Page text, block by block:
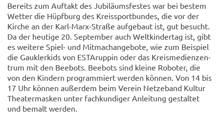
Be­reits zum Auf­takt des Ju­bi­lä­ums­fes­tes war bei bes­tem
Wet­ter die Hüpf­burg des Kreis­sport­bun­des, die vor der
Kir­che an der Karl-​Marx-Straße auf­ge­baut ist, gut be­sucht.
Da der heu­ti­ge 20. Sep­tem­ber auch Welt­kin­der­tag ist, gibt
es wei­te­re Spiel-​ und Mit­ma­ch­an­ge­bo­te, wie zum Bei­spiel
die Gauk­ler­kids von ES­TArup­pin oder das Kreis­me­di­en­zen­
trum mit den Bee­bots. Bee­bots sind klei­ne Ro­bo­ter, die
von den Kin­dern pro­gram­miert wer­den kön­nen. Von 14 bis
17 Uhr kön­nen au­ßer­dem beim Ver­ein Net­ze­band Kul­tur
Thea­ter­mas­ken unter fach­kun­di­ger An­lei­tung ge­stal­tet
und be­malt wer­den.